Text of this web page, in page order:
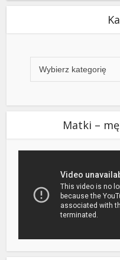
Matki –